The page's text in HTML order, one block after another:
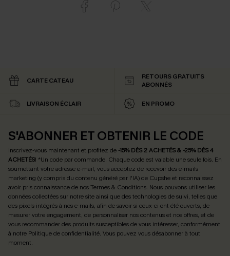
CARTE CATEAU
RETOURS GRATUITS
ABONNÉS
LIVRAISON ÉCLAIR EN PROMO
S'ABONNER ET OBTENIR LE CODE
Inscrivez-vous maintenant et profitez de -15% DÈS 2 ACHETÉS & -25% DÈS 4
ACHETÉS! *Un code par commande. Chaque code est valable une seule fois. En
soumettant votre adresse e-mail, vous acceptez de recevoir des e-mails
marketing (y compris du contenu généré par l'IA) de Cupshe et reconnaissez
avoir pris connaissance de nosTermes & Conditions. Nous pouvons utiliser les
données collectées sur notre site ainsi que des technologies de suivi, telles que
des pixels intégrés à nos e-mails, afin de savoir si ceux-ci ont été ouverts, de
mesurer votre engagement, de personnaliser nos contenus et nos offres, et de
vous recommander des produits susceptibles de vous intéresser, conformément
à notre Politique de confidentialité. Vous pouvez vous désabonner à tout
moment.